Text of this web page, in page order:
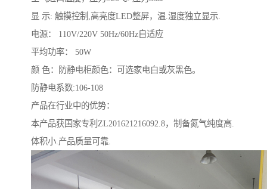
显 示: 触摸控制,高亮度LED整屏，温.湿度独立显示.
电源： 110V/220V 50Hz/60Hz自适应
平均功率： 50W
颜 色：防静电柜颜色：可选家电白或灰黑色。
防静电系数:106-108
产品在行业中的优势：
本产品获国家专利ZL201621216092.8，制备氮气纯度高.
体积小.产品质量可靠.